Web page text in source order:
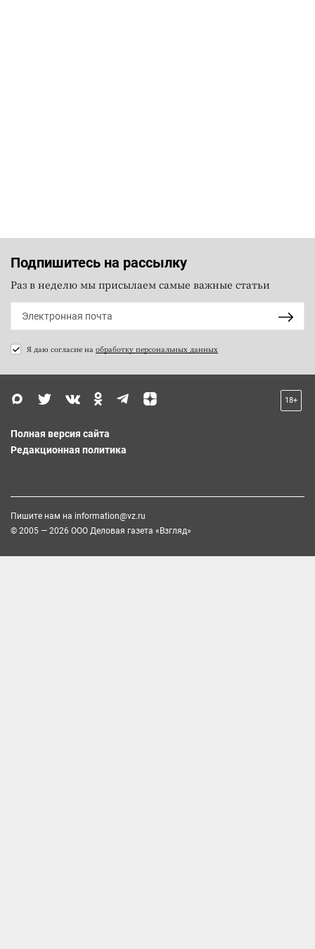
Подпишитесь на рассылку
Раз в неделю мы присылаем самые важные статьи
Я даю согласие на обработку персональных данных
18+
Полная версия сайта
Редакционная политика
Пишите нам на information@vz.ru
© 2005 — 2026 ООО Деловая газета «Взгляд»